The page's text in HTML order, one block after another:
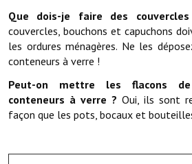
Que dois-je faire des
couvercles, bouchons et capuchons
les ordures ménagères. Ne les
conteneurs à verre !
Peut-on mettre les flacons
conteneurs à verre ? Oui, ils sont
façon que les pots, bocaux et